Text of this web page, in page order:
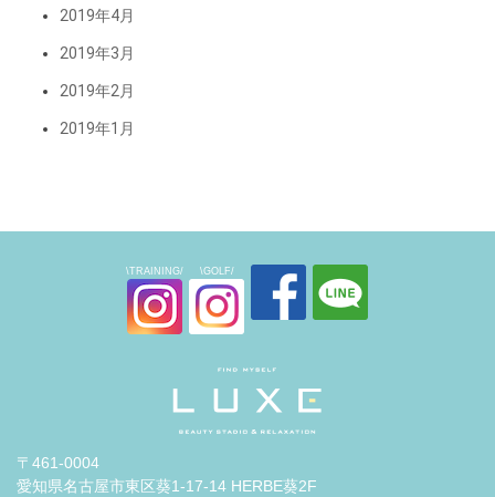
2019年4月
2019年3月
2019年2月
2019年1月
\TRAINING/ \GOLF/
〒461-0004
愛知県名古屋市東区葵1-17-14 HERBE葵2F